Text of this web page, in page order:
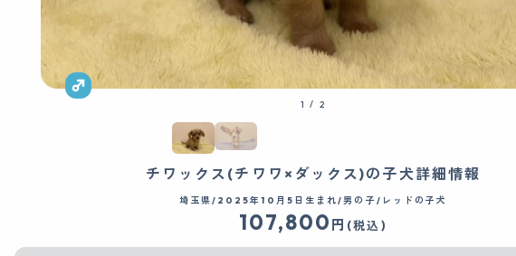
1 / 2
チワックス(チワワ×ダックス)の子犬詳細情報
埼玉県/2025年10月5日生まれ/男の子/レッドの子犬
107,800 円 (税込)